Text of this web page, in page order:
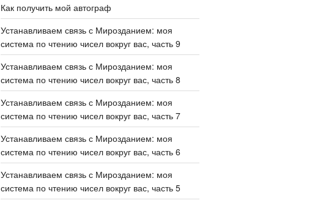
Как получить мой автограф
Устанавливаем связь с Мирозданием: моя
система по чтению чисел вокруг вас, часть 9
Устанавливаем связь с Мирозданием: моя
система по чтению чисел вокруг вас, часть 8
Устанавливаем связь с Мирозданием: моя
система по чтению чисел вокруг вас, часть 7
Устанавливаем связь с Мирозданием: моя
система по чтению чисел вокруг вас, часть 6
Устанавливаем связь с Мирозданием: моя
система по чтению чисел вокруг вас, часть 5